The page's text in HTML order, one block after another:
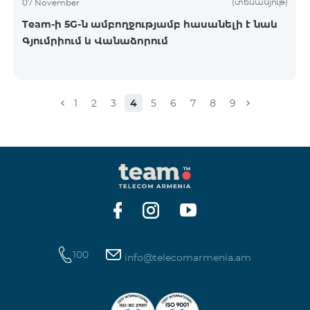
07 November
Team-ի 5G-ն ամբողջությամբ հասանելի է նաև
Գյումրիում և Վանաձորում
1 2 3 4 5 6 7 8 9
100 info@telecomarmenia.am